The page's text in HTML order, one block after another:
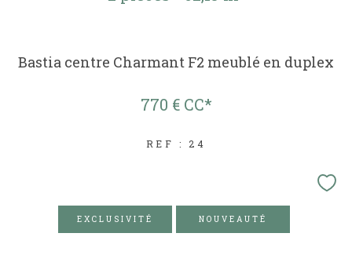
Bastia centre Charmant F2 meublé en duplex
770 € CC*
REF : 24
EXCLUSIVITÉ NOUVEAUTÉ